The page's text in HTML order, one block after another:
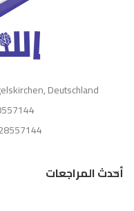
Deutschland
أحدث المراجعات